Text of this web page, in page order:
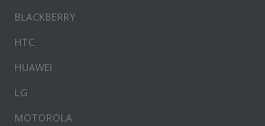
BLACKBERRY
HTC
HUAWEI
LG
MOTOROLA